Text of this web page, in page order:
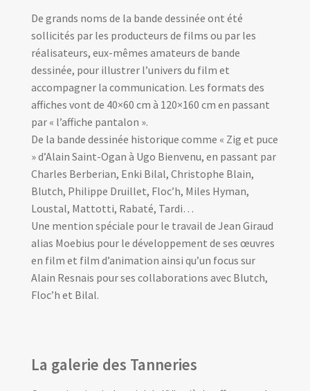
De grands noms de la bande dessinée ont été
sollicités par les producteurs de films ou par les
réalisateurs, eux-mêmes amateurs de bande
dessinée, pour illustrer l’univers du film et
accompagner la communication. Les formats des
affiches vont de 40×60 cm à 120×160 cm en passant
par « l’affiche pantalon ».
De la bande dessinée historique comme « Zig et puce
» d’Alain Saint-Ogan à Ugo Bienvenu, en passant par
Charles Berberian, Enki Bilal, Christophe Blain,
Blutch, Philippe Druillet, Floc’h, Miles Hyman,
Loustal, Mattotti, Rabaté, Tardi…
Une mention spéciale pour le travail de Jean Giraud
alias Moebius pour le développement de ses œuvres
en film et film d’animation ainsi qu’un focus sur
Alain Resnais pour ses collaborations avec Blutch,
Floc’h et Bilal.
La galerie des Tanneries